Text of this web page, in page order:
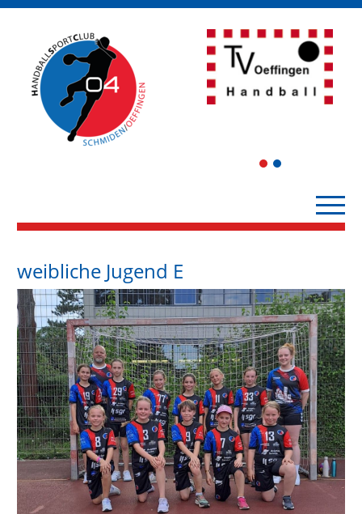
1 2
weibliche Jugend E